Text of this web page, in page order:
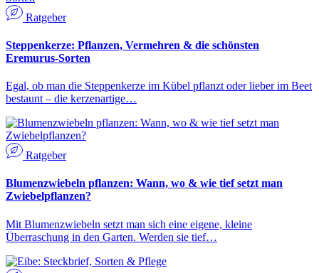
Ratgeber
Steppenkerze: Pflanzen, Vermehren & die schönsten
Eremurus-Sorten
Egal, ob man die Steppenkerze im Kübel pflanzt oder lieber im Beet
bestaunt – die kerzenartige…
Ratgeber
Blumenzwiebeln pflanzen: Wann, wo & wie tief setzt man
Zwiebelpflanzen?
Mit Blumenzwiebeln setzt man sich eine eigene, kleine
Überraschung in den Garten. Werden sie tief…